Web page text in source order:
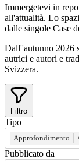
Immergetevi in
all'attualità. Lo
dalle singole Case
Dall''autunno 2026
autrici e autori e
Svizzera.
Filtro
Tipo
Approfondimento
Pubblicato da